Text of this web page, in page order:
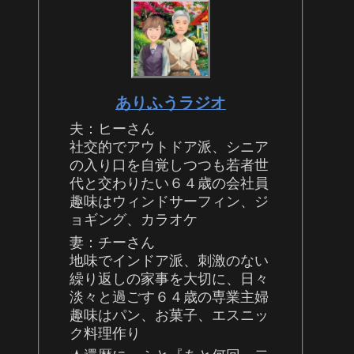
ありふうラジオ
夫：ヒーさん
社交的でアウトドア派、シニア
の入り口を自覚しつつも若者世
代と交わりたい６４歳の会社員
趣味はウィンドサーフィン、ジ
ョギング、カラオケ
妻：チーさん
地味でインドア派、刺激のない
繰り返しの家事を大切に、日々
淡々と過ごす６４歳の専業主婦
趣味はパン、お菓子、エスニッ
ク料理作り